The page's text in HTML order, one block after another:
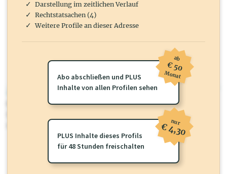
wirtschaft.at PLUS
Für dieses Profil gibt es zusätzlichewirtschaft.at PLUS Inhalte
Sie momentan nicht einsehen können. Schalten Sie dieses Profil frei
oder loggen Sie sich ein um diese Inhalte zu sehen.
Darstellung im zeitlichen Verlauf
Rechtstatsachen (4)
Weitere Profile an dieser Adresse
Abo abschließen und PLUS
Inhalte von allen Profilen sehen
ab
€ 50
Monat
PLUS Inhalte dieses Profils
für 48 Stunden freischalten
nur
€ 4,30